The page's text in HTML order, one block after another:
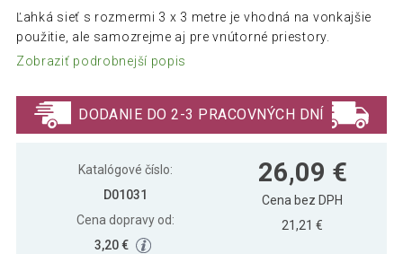
Ľahká sieť s rozmermi 3 x 3 metre je vhodná na vonkajšie
použitie, ale samozrejme aj pre vnútorné priestory.
Zobraziť podrobnejší popis
DODANIE DO 2-3 PRACOVNÝCH DNÍ
Katalógové číslo:
D01031
Cena dopravy od:
3,20 €
26,09 €
Cena bez DPH
21,21 €